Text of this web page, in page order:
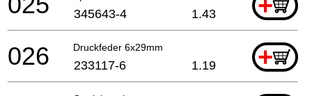
345643-4 1.43
Druckfeder 6x29mm +
026 233117-6 1.19